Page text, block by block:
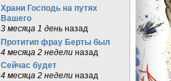
Храни Господь на путях
Вашего
3 месяца 1 деньназад
Протитип фрау Берты был
4 месяца 2 неделиназад
Сейчас будет
4 месяца 2 неделиназад